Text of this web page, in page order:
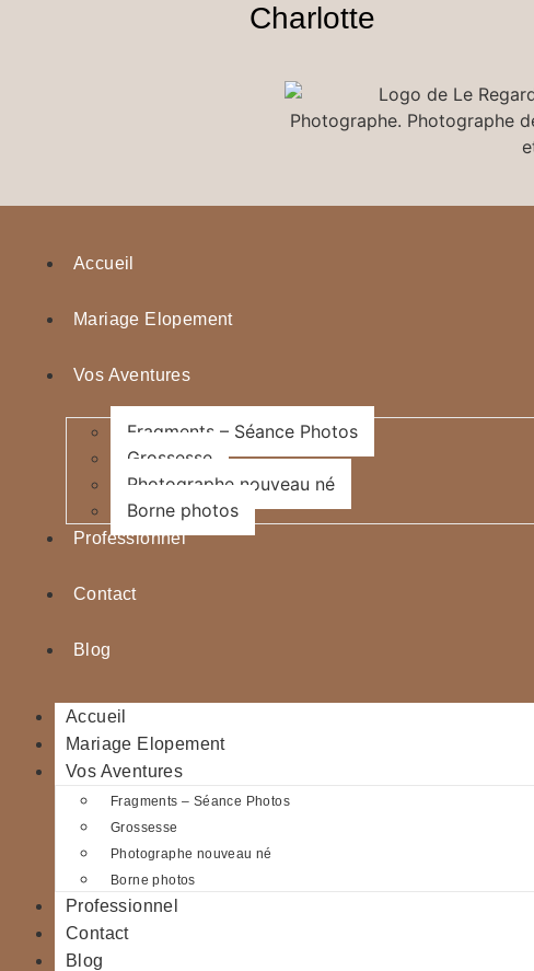
Charlotte
Accueil
Mariage Elopement
Vos Aventures
Fragments – Séance Photos
Grossesse
Photographe nouveau né
Borne photos
Professionnel
Contact
Blog
Accueil
Mariage Elopement
Vos Aventures
Fragments – Séance Photos
Grossesse
Photographe nouveau né
Borne photos
Professionnel
Contact
Blog